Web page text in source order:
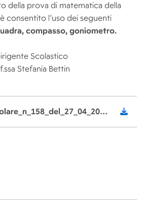
della prova di matematica della
è consentito l’uso dei seguenti
compasso, goniometro.
Scolastico
Stefania Bettin
Download File: Circolare_n_158_del_27_04_2022Invalsi_Primaria_gen_signed.pdf